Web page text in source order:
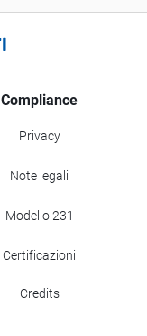
Compliance
Privacy
Note legali
Modello 231
Certificazioni
Credits